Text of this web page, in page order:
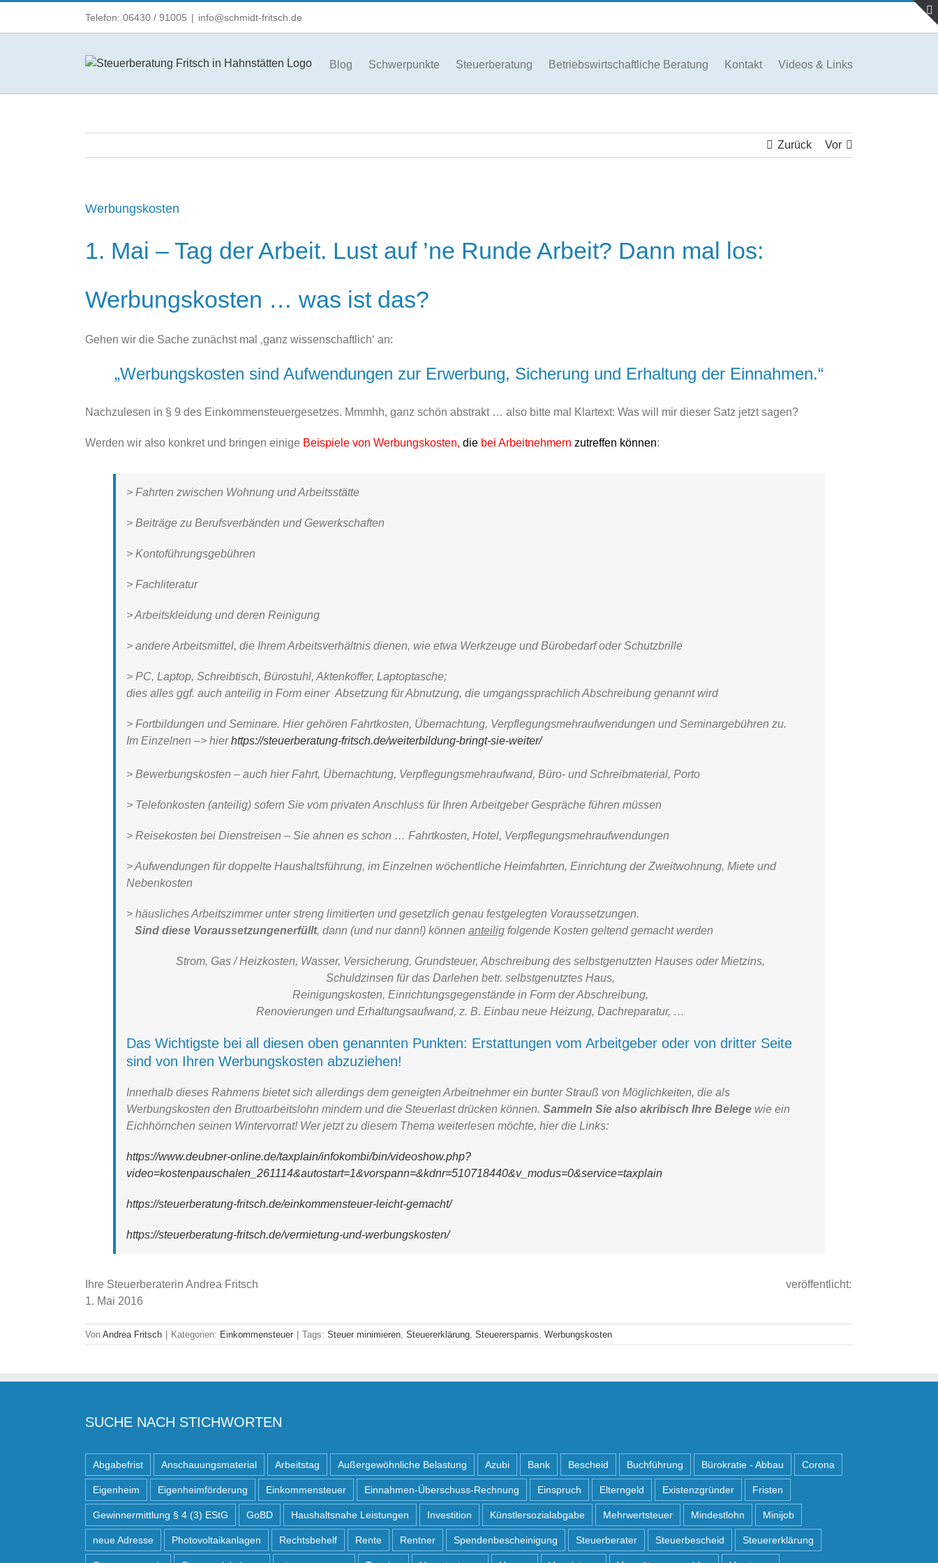
Telefon: 06430 / 91005 | info@schmidt-fritsch.de
Blog Schwerpunkte Steuerberatung Betriebswirtschaftliche Beratung Kontakt Videos & Links
Zurück Vor
Werbungskosten
1. Mai – Tag der Arbeit. Lust auf ’ne Runde Arbeit? Dann mal los:
Werbungskosten … was ist das?
Gehen wir die Sache zunächst mal ‚ganz wissenschaftlich‘ an:
„Werbungskosten sind Aufwendungen zur Erwerbung, Sicherung und Erhaltung der Einnahmen.“
Nachzulesen in § 9 des Einkommensteuergesetzes. Mmmhh, ganz schön abstrakt … also bitte mal Klartext: Was will mir dieser Satz jetzt sagen?
Werden wir also konkret und bringen einige Beispiele von Werbungskosten, die bei Arbeitnehmern zutreffen können:
> Fahrten zwischen Wohnung und Arbeitsstätte
> Beiträge zu Berufsverbänden und Gewerkschaften
> Kontoführungsgebühren
> Fachliteratur
> Arbeitskleidung und deren Reinigung
> andere Arbeitsmittel, die Ihrem Arbeitsverhältnis dienen, wie etwa Werkzeuge und Bürobedarf oderSchutzbrille
> PC, Laptop, Schreibtisch, Bürostuhl, Aktenkoffer, Laptoptasche;
dies alles ggf. auch anteilig in Form einer Absetzung für Abnutzung, die umgangssprachlich Abschreibung genanntwird
> Fortbildungen und Seminare. Hier gehören Fahrtkosten, Übernachtung, Verpflegungsmehraufwendungen und Seminargebühren zu.
Im Einzelnen –> hierhttps://steuerberatung-fritsch.de/weiterbildung-bringt-sie-weiter/
> Bewerbungskosten – auch hier Fahrt, Übernachtung, Verpflegungsmehraufwand, Büro- und Schreibmaterial, Porto
> Telefonkosten (anteilig) sofern Sie vom privaten Anschluss für Ihren Arbeitgeber Gespräche führen müssen
> Reisekosten bei Dienstreisen – Sie ahnen es schon … Fahrtkosten, Hotel, Verpflegungsmehraufwendungen
> Aufwendungen für doppelte Haushaltsführung, im Einzelnen wöchentliche Heimfahrten, Einrichtung der Zweitwohnung, Miete und
Nebenkosten
> häusliches Arbeitszimmer unter streng limitierten und gesetzlich genau festgelegten Voraussetzungen.
Sind diese Voraussetzungenerfüllt, dann (und nur dann!) können anteilig folgende Kosten geltend gemacht werden
Strom, Gas / Heizkosten, Wasser, Versicherung, Grundsteuer, Abschreibung des selbstgenutzten Hauses oder Mietzins,
Schuldzinsen für das Darlehen betr. selbstgenutztes Haus,
Reinigungskosten, Einrichtungsgegenstände in Form der Abschreibung,
Renovierungen und Erhaltungsaufwand, z. B. Einbau neue Heizung, Dachreparatur, …
Das Wichtigste bei all diesen oben genannten Punkten: Erstattungen vom Arbeitgeber oder von dritter Seite
sind von Ihren Werbungskosten abzuziehen!
Innerhalb dieses Rahmens bietet sich allerdings dem geneigten Arbeitnehmer ein bunter Strauß von Möglichkeiten, die als
Werbungskosten den Bruttoarbeitslohn mindern und die Steuerlast drücken können. Sammeln Sie also akribisch Ihre Belege wie ein
Eichhörnchen seinen Wintervorrat! Wer jetzt zu diesem Thema weiterlesen möchte, hier die Links:
https://www.deubner-online.de/taxplain/infokombi/bin/videoshow.php?
video=kostenpauschalen_261114&autostart=1&vorspann=&kdnr=510718440&v_modus=0&service=taxplain
https://steuerberatung-fritsch.de/einkommensteuer-leicht-gemacht/
https://steuerberatung-fritsch.de/vermietung-und-werbungskosten/
Ihre Steuerberaterin Andrea Fritsch veröffentlicht:
1. Mai 2016
Von Andrea Fritsch | Kategorien: Einkommensteuer | Tags: Steuer minimieren Steuererklärung Steuerersparnis Werbungskosten
SUCHE NACH STICHWORTEN
Abgabefrist Anschauungsmaterial Arbeitstag Außergewöhnliche Belastung Azubi Bank Bescheid Buchführung Bürokratie - Abbau Corona
Eigenheim Eigenheimförderung Einkommensteuer Einnahmen-Überschuss-Rechnung Einspruch Elterngeld Existenzgründer Fristen
Gewinnermittlung § 4 (3) EStG GoBD Haushaltsnahe Leistungen Investition Künstlersozialabgabe Mehrwertsteuer Mindestlohn Minijob
neue Adresse Photovoltaikanlagen Rechtsbehelf Rente Rentner Spendenbescheinigung Steuerberater Steuerbescheid Steuererklärung